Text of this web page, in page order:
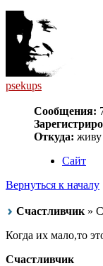
psekups
Сообщения:
Откуда: живу
Сайт
Вернуться к началу
Счастливчик »
Когда их мало,то
Счастливчик